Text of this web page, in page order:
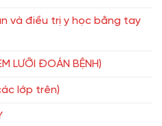
và điều trị y học bằng tay
LƯỠI ĐOÁN BỆNH)
lớp trên)